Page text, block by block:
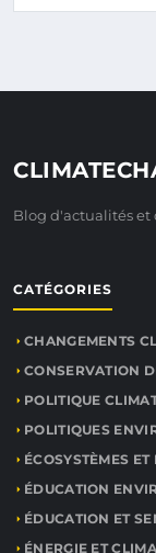
Blog d'actualités
CATÉGORIES
CHANGEMENTS
CONSERVATION
POLITIQUE
POLITIQUES
ÉCOSYSTÈMES
ÉDUCATION
ÉDUCATION ET
ÉNERGIE ET